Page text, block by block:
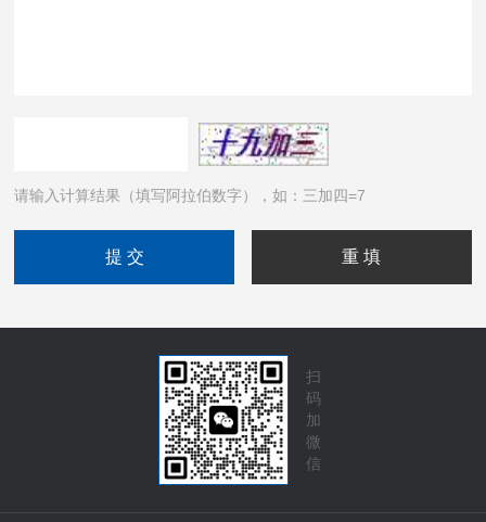
请输入计算结果（填写阿拉伯数字），如：三加四=7
扫
码
加
微
信